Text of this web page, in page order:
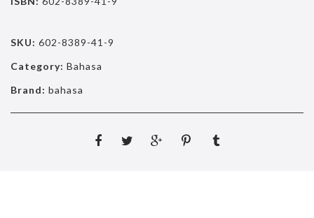
SKU: 602-8389-41-9
Category: Bahasa
Brand: bahasa